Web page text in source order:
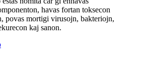
havas fortan toksecon
povas mortigi virusojn, bakteriojn,
kaj sanon.